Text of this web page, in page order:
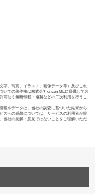
字、写真、イラスト、画像データ等）及びこれ
いての著作権は株式会社oricon MEに帰属してお
可なく無断転載・複製などの二次利用を行うこ
報やデータは、当社の調査に基づいた結果から
スへの感想については、サービスの利用者が提
当社の見解・意見ではないことをご理解いただ